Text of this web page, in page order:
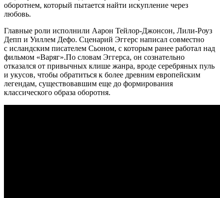
оборотнем, который пытается найти искупление через
любовь.
Главные роли исполнили Аарон Тейлор-Джонсон, Лили-Роуз
Депп и Уиллем Дефо. Сценарий Эггерс написал совместно
с исландским писателем Сьоном, с которым ранее работал над
фильмом «Варяг».По словам Эггерса, он сознательно
отказался от привычных клише жанра, вроде серебряных пуль
и укусов, чтобы обратиться к более древним европейским
легендам, существовавшим еще до формирования
классического образа оборотня.